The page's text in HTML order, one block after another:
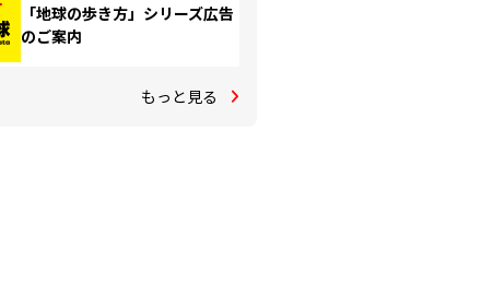
「地球の歩き方」シリーズ広告
のご案内
もっと見る